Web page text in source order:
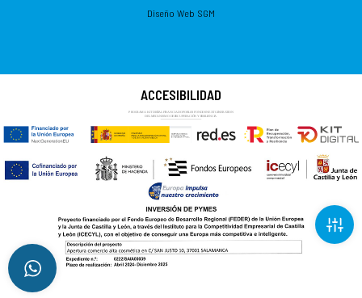
Diseño Web SGM
ACCESIBILIDAD